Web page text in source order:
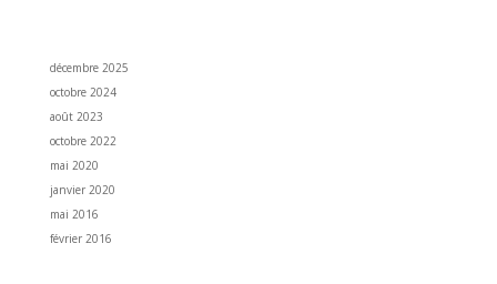
décembre 2025
octobre 2024
août 2023
octobre 2022
mai 2020
janvier 2020
mai 2016
février 2016